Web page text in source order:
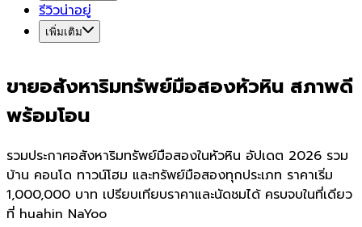
รีวิวน่าอยู่
เพิ่มเติม
ขายอสังหาริมทรัพย์มือสองหัวหิน สภาพดี
พร้อมโอน
รวมประกาศอสังหาริมทรัพย์มือสองในหัวหิน อัปเดต 2026 รวม
บ้าน คอนโด ทาวน์โฮม และทรัพย์มือสองทุกประเภท ราคาเริ่ม
1,000,000 บาท เปรียบเทียบราคาและนัดชมได้ ครบจบในที่เดียว
ที่ huahin NaYoo